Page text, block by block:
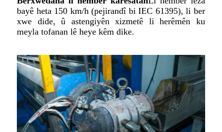
bayê heta 150 km/h (pejirandî bi IEC 61395), li ber
xwe dide, û astengiyên xizmetê li herêmên ku
meyla tofanan lê heye kêm dike.